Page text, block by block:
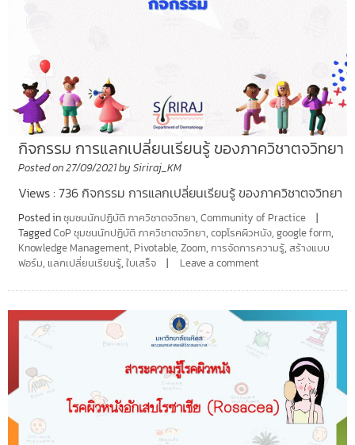
กิจกรรม การแลกเปลี่ยนเรียนรู้ ของภาควิชาตจวิทยา
Posted on27/09/2021by Siriraj_KM
Views : 736 กิจกรรม การแลกเปลี่ยนเรียนรู้ ของภาควิชาตจวิทยา
Posted inชุมชนนักปฏิบัติ ภาควิชาตจวิทยา, Community of Practice
TaggedCoP ชุมชนนักปฏิบัติ ภาควิชาตจวิทยา, copโรคผิวหนัง, google form,
Knowledge Management, Pivotable, Zoom, การจัดการความรู้, สร้างแบบ
ฟอร์ม, แลกเปลี่ยนเรียนรู้, ใบเสร็จ Leave a comment